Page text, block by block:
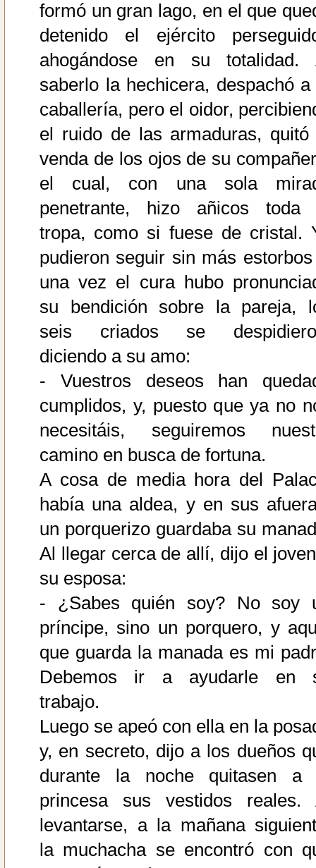
formó un gran lago, en el que
detenido el ejército
ahogándose en su totalidad.
saberlo la hechicera, despachó a
caballería, pero el oidor,
el ruido de las armaduras, quitó
venda de los ojos de su
el cual, con una sola
penetrante, hizo añicos toda
tropa, como si fuese de cristal.
pudieron seguir sin más estorbos
una vez el cura hubo
su bendición sobre la pareja,
seis criados se
diciendo a su amo:
- Vuestros deseos han
cumplidos, y, puesto que ya no
necesitáis, seguiremos
camino en busca de fortuna.
A cosa de media hora del
había una aldea, y en sus
un porquerizo guardaba su
Al llegar cerca de allí, dijo el
su esposa:
- ¿Sabes quién soy? No soy
príncipe, sino un porquero, y
que guarda la manada es mi
Debemos ir a ayudarle en
trabajo.
Luego se apeó con ella en la
y, en secreto, dijo a los dueños
durante la noche quitasen a
princesa sus vestidos reales.
levantarse, a la mañana
la muchacha se encontró con